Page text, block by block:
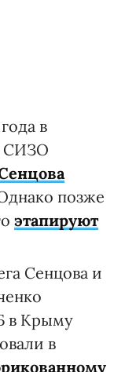
в
СИЗО
позже
этапируют
Сенцова и
в Крыму
в